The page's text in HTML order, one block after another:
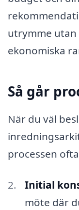
utrymme
ekonomiska
Så går
När du väl
processen
Initial
möte där